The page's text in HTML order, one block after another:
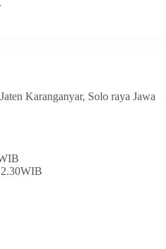
Karanganyar, Solo raya Jawa